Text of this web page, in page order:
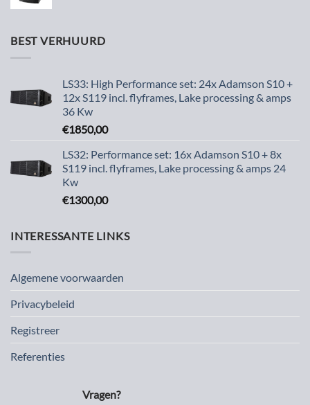
BEST VERHUURD
LS33: High Performance set: 24x Adamson S10 +
12x S119 incl. flyframes, Lake processing & amps
36 Kw
€1850,00
LS32: Performance set: 16x Adamson S10 + 8x
S119 incl. flyframes, Lake processing & amps 24
Kw
€1300,00
INTERESSANTE LINKS
Algemene voorwaarden
Privacybeleid
Registreer
Referenties
Vragen?